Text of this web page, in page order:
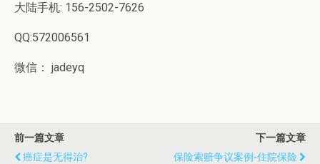
大陆手机: 156-2502-7626
QQ:572006561
微信： jadeyq
前一篇文章
癌症是无得治?
下一篇文章
保险索赔争议案例-住院保险